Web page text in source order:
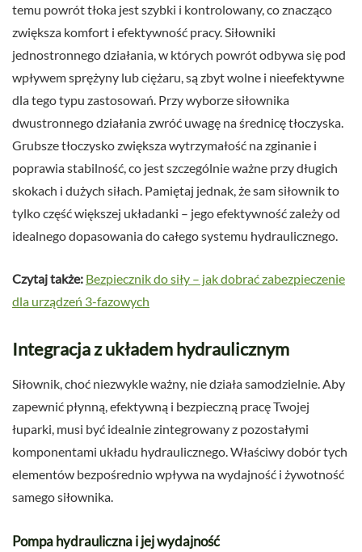
temu powrót tłoka jest szybki i kontrolowany, co znacząco
zwiększa komfort i efektywność pracy. Siłowniki
jednostronnego działania, w których powrót odbywa się pod
wpływem sprężyny lub ciężaru, są zbyt wolne i nieefektywne
dla tego typu zastosowań. Przy wyborze siłownika
dwustronnego działania zwróć uwagę na średnicę tłoczyska.
Grubsze tłoczysko zwiększa wytrzymałość na zginanie i
poprawia stabilność, co jest szczególnie ważne przy długich
skokach i dużych siłach. Pamiętaj jednak, że sam siłownik to
tylko część większej układanki – jego efektywność zależy od
idealnego dopasowania do całego systemu hydraulicznego.
Czytaj także: Bezpiecznik do siły – jak dobrać zabezpieczenie
dla urządzeń 3-fazowych
Integracja z układem hydraulicznym
Siłownik, choć niezwykle ważny, nie działa samodzielnie. Aby
zapewnić płynną, efektywną i bezpieczną pracę Twojej
łuparki, musi być idealnie zintegrowany z pozostałymi
komponentami układu hydraulicznego. Właściwy dobór tych
elementów bezpośrednio wpływa na wydajność i żywotność
samego siłownika.
Pompa hydrauliczna i jej wydajność